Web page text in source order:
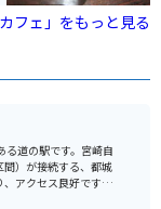
フェ」をもっと見る
る道の駅です。宮崎自
）が接続する、都城
アクセス良好です。
る都城島津邸や、国